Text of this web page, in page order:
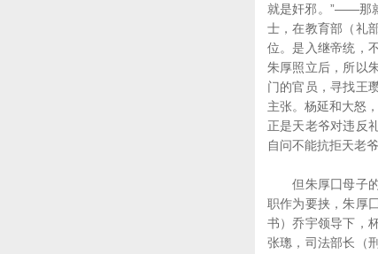
就是奸邪。”——那
士，在教育部（礼
位。是入继帝统，
朱厚照立后，所以
门的官员，寻找王
主张。杨延和大怒
正是天老爷对违反
自问不能抗拒天老
但朱厚囗母子的
职作为要挟，朱厚
书）乔宇领导下，
张璁，司法部长（